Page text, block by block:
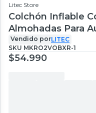
Litec Store
Colchón Inflable
Almohadas Para
Vendido porLITEC
SKU MKRO2VOBXR-1
$54.990